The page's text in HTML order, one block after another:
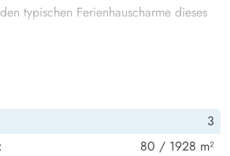
typischen Ferienhauscharme dieses
verfügt dieses Ferienhaus über eine
energiesparende Wärmepumpe.
3
80 / 1928 m²